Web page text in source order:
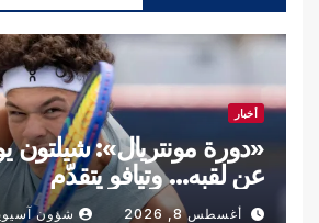
أخبار
«دورة مونتريال»: شيلتون
عن لقبه… وتيافو يتقدّم
أغسطس 8, 2026 شؤون